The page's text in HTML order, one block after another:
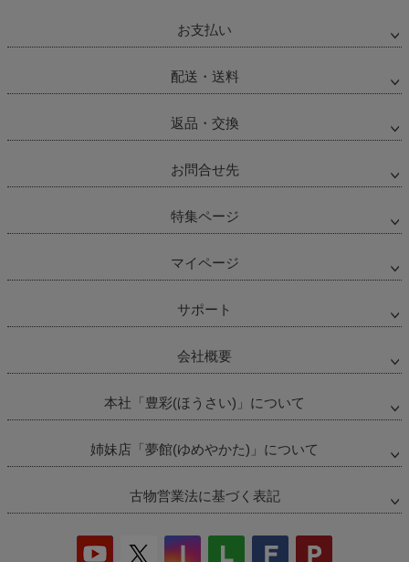
お支払い
配送・送料
返品・交換
お問合せ先
特集ページ
マイページ
サポート
会社概要
本社「豊彩(ほうさい)」について
姉妹店「夢館(ゆめやかた)」について
古物営業法に基づく表記